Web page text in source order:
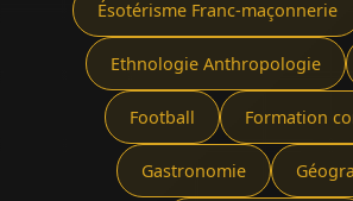
Ésotérisme Franc-maçonnerie
Ethnologie Anthropologie
Football Formation
Gastronomie